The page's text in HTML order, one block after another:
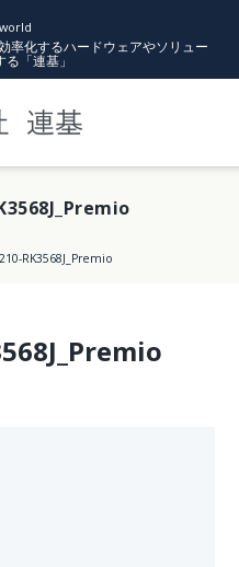
率化するハードウェアやソリュー
「連基」
RK3568J_Premio